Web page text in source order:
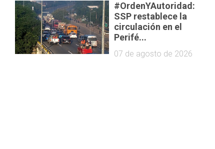
#OrdenYAutoridad:
SSP restablece la
circulación en el
Perifé...
07 de agosto de 2026